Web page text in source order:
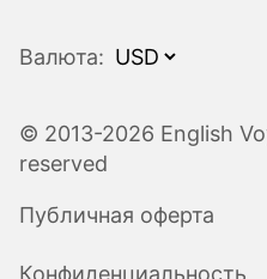
Валюта:
© 2013-2026 English
reserved
Публичная оферта
Конфиденциальность